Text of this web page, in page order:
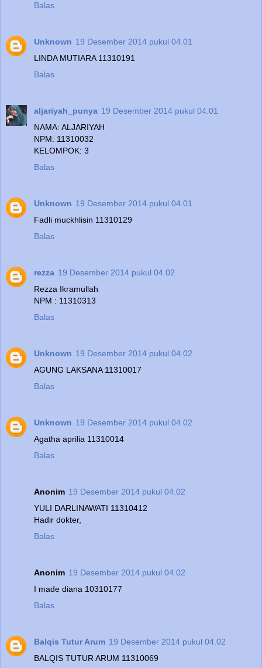
Balas
Unknown 19 Desember 2014 pukul 04.01
LINDA MUTIARA 11310191
Balas
aljariyah_punya 19 Desember 2014 pukul 04.01
NAMA: ALJARIYAH
NPM: 11310032
KELOMPOK: 3
Balas
Unknown 19 Desember 2014 pukul 04.01
Fadli muckhlisin 11310129
Balas
rezza 19 Desember 2014 pukul 04.02
Rezza Ikramullah
NPM : 11310313
Balas
Unknown 19 Desember 2014 pukul 04.02
AGUNG LAKSANA 11310017
Balas
Unknown 19 Desember 2014 pukul 04.02
Agatha aprilia 11310014
Balas
Anonim 19 Desember 2014 pukul 04.02
YULI DARLINAWATI 11310412
Hadir dokter,
Balas
Anonim 19 Desember 2014 pukul 04.02
I made diana 10310177
Balas
Balqis Tutur Arum 19 Desember 2014 pukul 04.02
BALQIS TUTUR ARUM 11310069